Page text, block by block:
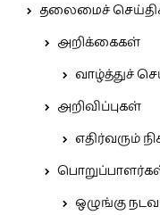
தலைமைச்
அறிக்கைகள்
வாழ்த்துச்
அறிவிப்புகள்
எதிர்வரும்
ஒழுங்கு